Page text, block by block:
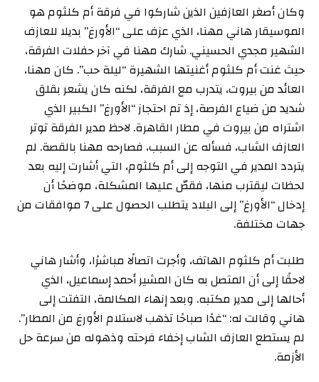
وكان أصغر العازفين الذين شاركوا في فرقة أم كلثوم هو
الموسيقار هاني مهنا، الذي عزف على “الأورغ” بديلا للعازف
الشهير مجدي الحسيني. شارك مهنا في آخر حفلات الفرقة،
حيث غنت أم كلثوم أغنيتها الشهيرة “ليلة حب”. كان مهنا،
العائد من بيروت، يتدرب مع الفرقة، لكنه كان يشعر بقلق
شديد من ضياع الفرصة، إذ تم احتجاز “الأورغ” الكبير الذي
اشتراه من بيروت في مطار القاهرة. لاحظ مدير الفرقة توتر
العازف الشاب، فسأله عن السبب، فصارحه مهنا بالقصة. لم
يتردد المدير في التوجه إلى أم كلثوم، التي أشارت إليه بعد
لحظات ليقترب منها، فقصّ عليها المشكلة، موضحًا أن
إدخال “الأورغ” إلى البلاد يتطلب الحصول على 7 موافقات من
جهات مختلفة.
طلبت أم كلثوم الهاتف، وأجرت اتصالًا مباشرًا، وأشار هاني
لاحقًا إلى أن المتصل به كان المشير أحمد إسماعيل، الذي
أحالها إلى مدير مكتبه. وبعد إنهاء المكالمة، التفتت إلى
هاني وقالت له: “غدًا صباحًا تذهب لاستلام الأورغ من المطار”.
لم يستطع العازف الشاب إخفاء فرحته وذهوله من سرعة حل
الأزمة.